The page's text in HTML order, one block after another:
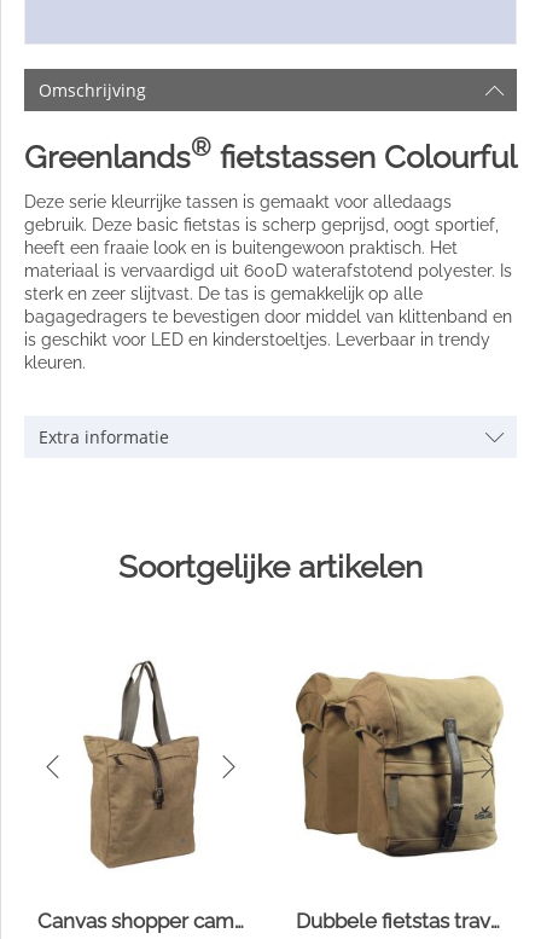
Omschrijving
Greenlands® fietstassen Colourful
Deze serie kleurrijke tassen is gemaakt voor alledaags
gebruik. Deze basic fietstas is scherp geprijsd, oogt sportief,
heeft een fraaie look en is buitengewoon praktisch. Het
materiaal is vervaardigd uit 600D waterafstotend polyester. Is
sterk en zeer slijtvast. De tas is gemakkelijk op alle
bagagedragers te bevestigen door middel van klittenband en
is geschikt voor LED en kinderstoeltjes. Leverbaar in trendy
kleuren.
Extra informatie
Soortgelijke artikelen
Canvas shopper camel Dubbele fietstas travel canvas